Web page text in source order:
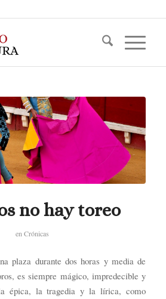
no hay toreo
enCrónicas
plaza durante dos horas y media de
es siempre mágico, impredecible y
la épica, la tragedia y la lírica, como